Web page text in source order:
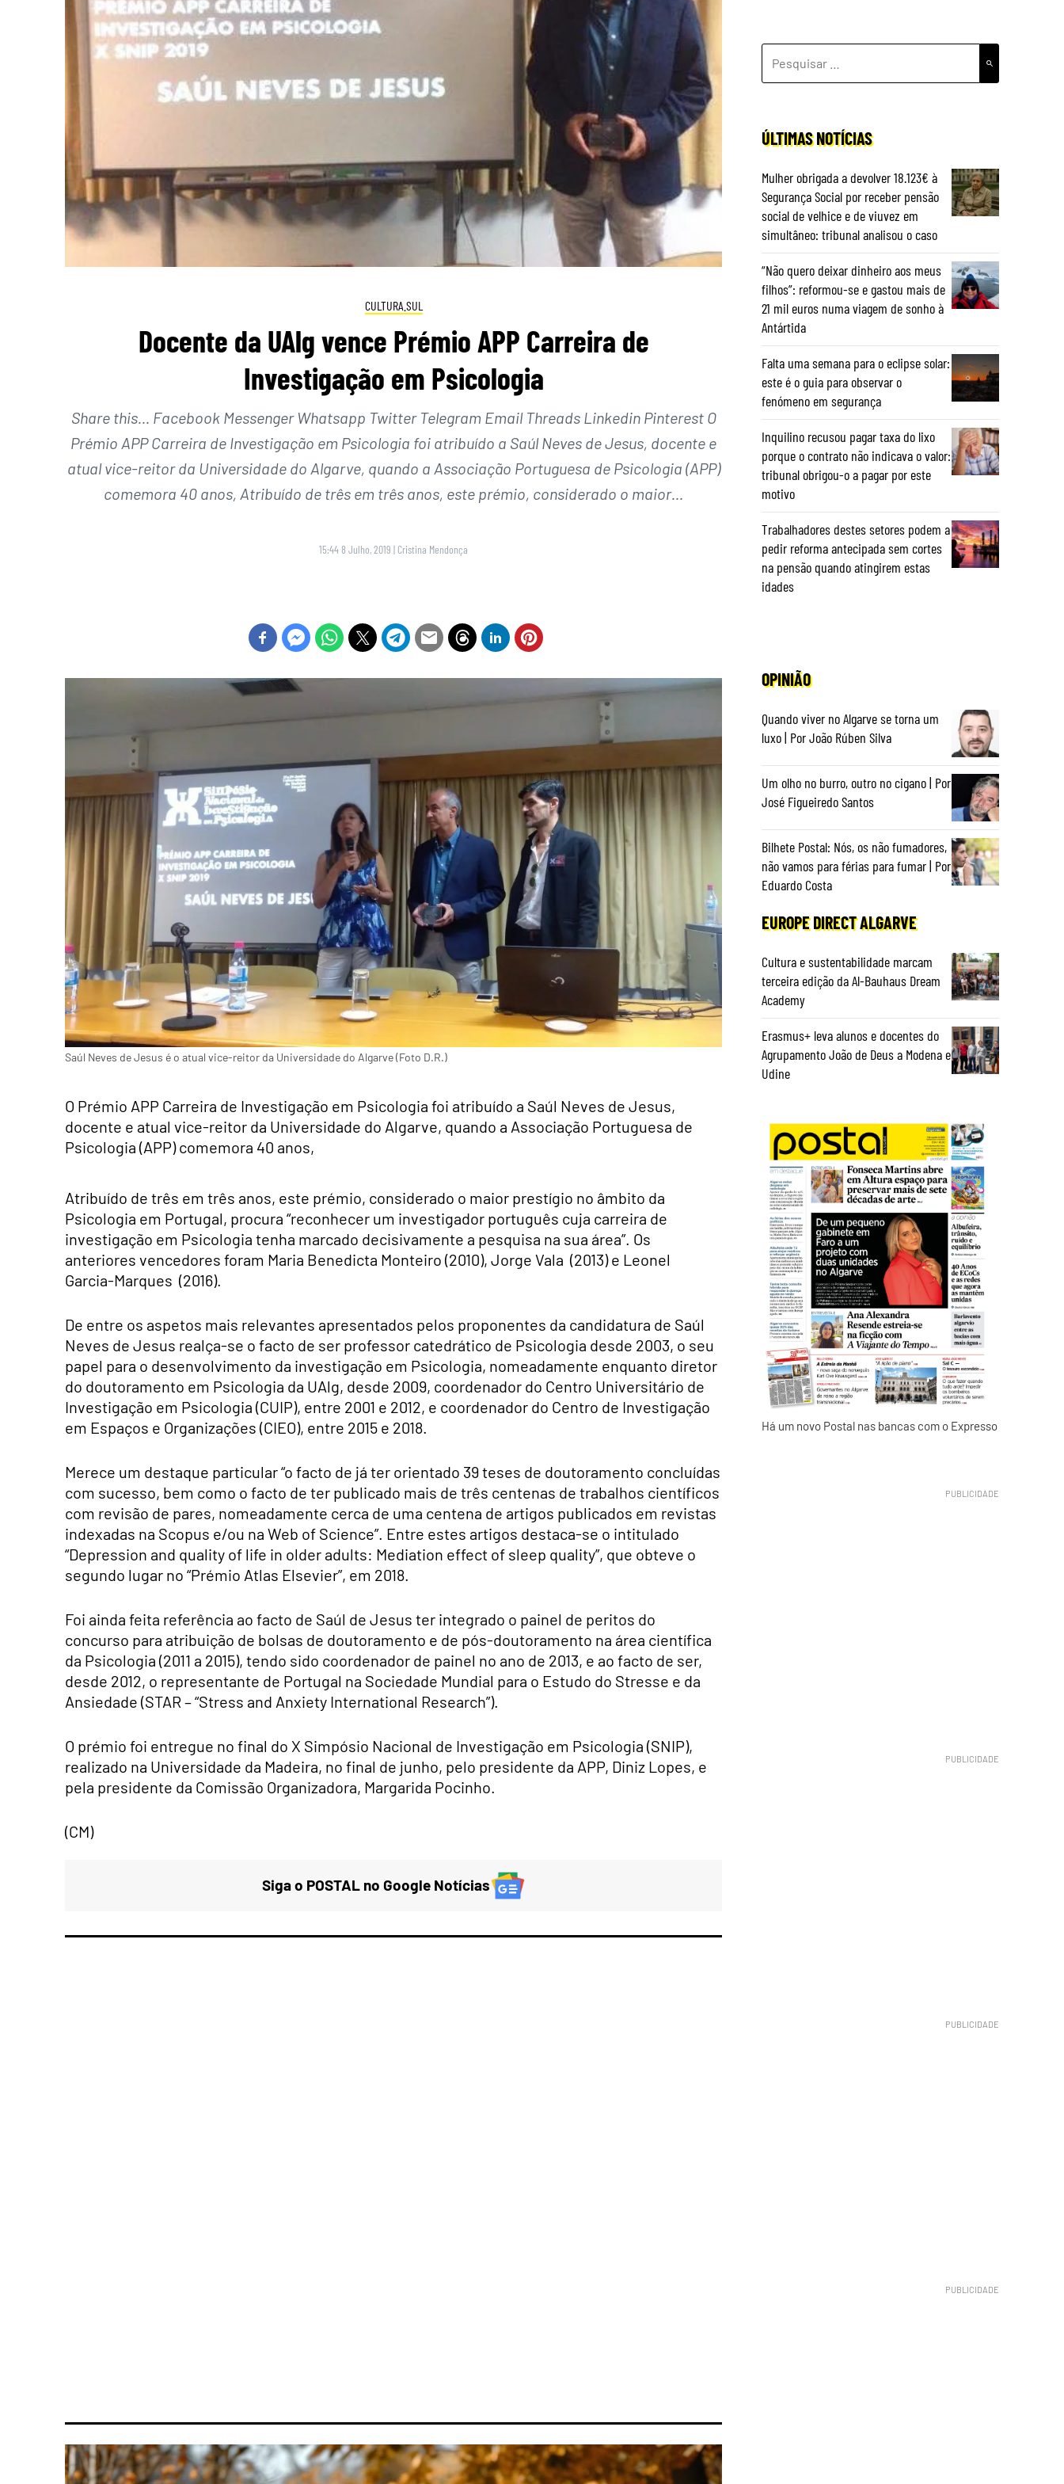
CULTURA.SUL
Docente da UAlg vence Prémio APP Carreira de
Investigação em Psicologia
Share this… Facebook Messenger Whatsapp Twitter Telegram Email Threads Linkedin Pinterest O
Prémio APP Carreira de Investigação em Psicologia foi atribuído a Saúl Neves de Jesus, docente e
atual vice-reitor da Universidade do Algarve, quando a Associação Portuguesa de Psicologia (APP)
comemora 40 anos, Atribuído de três em três anos, este prémio, considerado o maior…
15:44 8 Julho, 2019 | Cristina Mendonça
Saúl Neves de Jesus é o atual vice-reitor da Universidade do Algarve (Foto D.R.)
O Prémio APP Carreira de Investigação em Psicologia foi atribuído a Saúl Neves de Jesus,
docente e atual vice-reitor da Universidade do Algarve, quando a Associação Portuguesa de
Psicologia (APP) comemora 40 anos,
Atribuído de três em três anos, este prémio, considerado o maior prestígio no âmbito da
Psicologia em Portugal, procura “reconhecer um investigador português cuja carreira de
investigação em Psicologia tenha marcado decisivamente a pesquisa na sua área”. Os
anteriores vencedores foram Maria Benedicta Monteiro (2010), Jorge Vala (2013) e Leonel
Garcia-Marques (2016).
De entre os aspetos mais relevantes apresentados pelos proponentes da candidatura de Saúl
Neves de Jesus realça-se o facto de ser professor catedrático de Psicologia desde 2003, o seu
papel para o desenvolvimento da investigação em Psicologia, nomeadamente enquanto diretor
do doutoramento em Psicologia da UAlg, desde 2009, coordenador do Centro Universitário de
Investigação em Psicologia (CUIP), entre 2001 e 2012, e coordenador do Centro de Investigação
em Espaços e Organizações (CIEO), entre 2015 e 2018.
Merece um destaque particular “o facto de já ter orientado 39 teses de doutoramento concluídas
com sucesso, bem como o facto de ter publicado mais de três centenas de trabalhos científicos
com revisão de pares, nomeadamente cerca de uma centena de artigos publicados em revistas
indexadas na Scopus e/ou na Web of Science”. Entre estes artigos destaca-se o intitulado
“Depression and quality of life in older adults: Mediation effect of sleep quality”, que obteve o
segundo lugar no “Prémio Atlas Elsevier”, em 2018.
Foi ainda feita referência ao facto de Saúl de Jesus ter integrado o painel de peritos do
concurso para atribuição de bolsas de doutoramento e de pós-doutoramento na área científica
da Psicologia (2011 a 2015), tendo sido coordenador de painel no ano de 2013, e ao facto de ser,
desde 2012, o representante de Portugal na Sociedade Mundial para o Estudo do Stresse e da
Ansiedade (STAR – “Stress and Anxiety International Research”).
O prémio foi entregue no final do X Simpósio Nacional de Investigação em Psicologia (SNIP),
realizado na Universidade da Madeira, no final de junho, pelo presidente da APP, Diniz Lopes, e
pela presidente da Comissão Organizadora, Margarida Pocinho.
(CM)
Siga o POSTAL no Google Notícias
POR:
ÚLTIMAS NOTÍCIAS
Mulher obrigada a devolver 18.123€ à
Segurança Social por receber pensão
social de velhice e de viuvez em
simultâneo: tribunal analisou o caso
“Não quero deixar dinheiro aos meus
filhos”: reformou-se e gastou mais de
21 mil euros numa viagem de sonho à
Antártida
Falta uma semana para o eclipse solar:
este é o guia para observar o
fenómeno em segurança
Inquilino recusou pagar taxa do lixo
porque o contrato não indicava o valor:
tribunal obrigou-o a pagar por este
motivo
Trabalhadores destes setores podem a
pedir reforma antecipada sem cortes
na pensão quando atingirem estas
idades
OPINIÃO
Quando viver no Algarve se torna um
luxo | Por João Rúben Silva
Um olho no burro, outro no cigano | Por
José Figueiredo Santos
Bilhete Postal: Nós, os não fumadores,
não vamos para férias para fumar | Por
Eduardo Costa
EUROPE DIRECT ALGARVE
Cultura e sustentabilidade marcam
terceira edição da Al-Bauhaus Dream
Academy
Erasmus+ leva alunos e docentes do
Agrupamento João de Deus a Modena e
Udine
Há um novo Postal nas bancas com o Expresso